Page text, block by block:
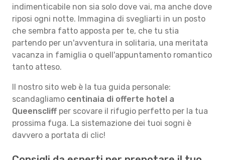
indimenticabile non sia solo dove vai, ma anche dove
riposi ogni notte. Immagina di svegliarti in un posto
che sembra fatto apposta per te, che tu stia
partendo per un'avventura in solitaria, una meritata
vacanza in famiglia o quell'appuntamento romantico
tanto atteso.
Il nostro sito web è la tua guida personale:
scandagliamo centinaia di offerte hotel a
Queenscliff per scovare il rifugio perfetto per la tua
prossima fuga. La sistemazione dei tuoi sogni è
davvero a portata di clic!